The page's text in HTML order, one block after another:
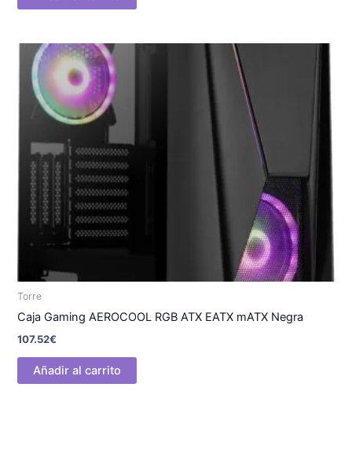
Torre
Caja Gaming AEROCOOL RGB ATX EATX mATX Negra
107.52€
Añadir al carrito